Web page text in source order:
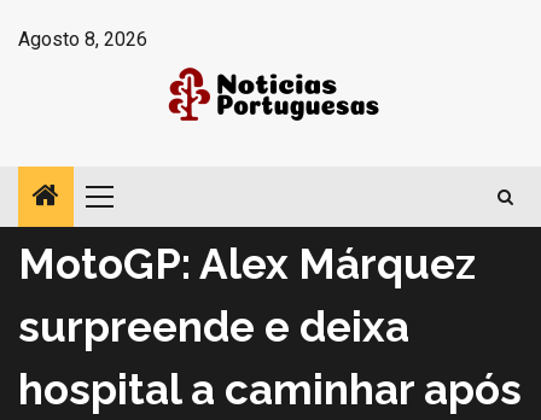
paraAgosto 8, 2026
Menu
principal
Notícias
MotoGP: Alex Márquez
surpreende e deixa
hospital a caminhar após